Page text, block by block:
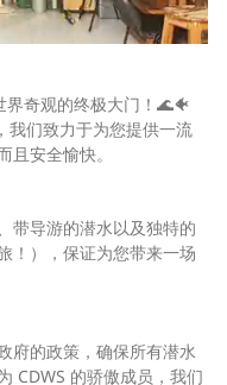
奇观的终极大门！🌊🐠
我们致力于为您提供一流
安全愉快。
带导游的潜水以及独特的
！），保证为您带来一场
府的政策，确保所有潜水
CDWS 的骄傲成员，我们